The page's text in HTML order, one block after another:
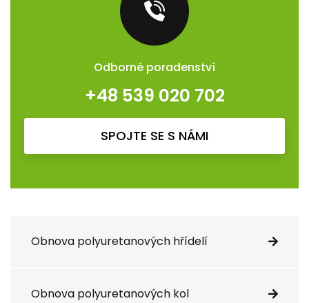
Odborné poradenství
+48 539 020 702
SPOJTE SE S NÁMI
Obnova polyuretanových hřídelí
Obnova polyuretanových kol